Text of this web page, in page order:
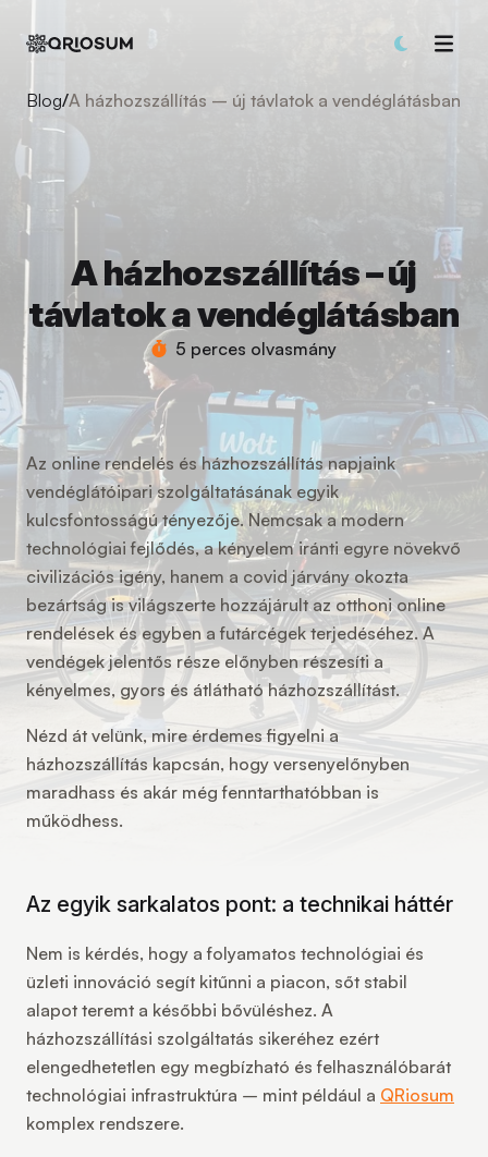
Blog/A házhozszállítás – új távlatok a vendéglátásban
A házhozszállítás – új
távlatok a vendéglátásban
5 perces olvasmány
Az online rendelés és házhozszállítás napjaink
vendéglátóipari szolgáltatásának egyik
kulcsfontosságú tényezője. Nemcsak a modern
technológiai fejlődés, a kényelem iránti egyre növekvő
civilizációs igény, hanem a covid járvány okozta
bezártság is világszerte hozzájárult az otthoni online
rendelések és egyben a futárcégek terjedéséhez. A
vendégek jelentős része előnyben részesíti a
kényelmes, gyors és átlátható házhozszállítást.
Nézd át velünk, mire érdemes figyelni a
házhozszállítás kapcsán, hogy versenyelőnyben
maradhass és akár még fenntarthatóbban is
működhess.
Az egyik sarkalatos pont: a technikai háttér
Nem is kérdés, hogy a folyamatos technológiai és
üzleti innováció segít kitűnni a piacon, sőt stabil
alapot teremt a későbbi bővüléshez. A
házhozszállítási szolgáltatás sikeréhez ezért
elengedhetetlen egy megbízható és felhasználóbarát
technológiai infrastruktúra – mint például a QRiosum
komplex rendszere.